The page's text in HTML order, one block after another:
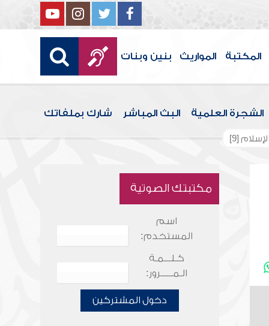
المكتبة المواريث بنين وبنات
الشجرة العلمية البث المباشر شارك بملفاتك
[9]
مكتبتك الصوتية
اسم
المستخدم:
كـلـــمـة
الـمـــــرور:
دخول المشتركين